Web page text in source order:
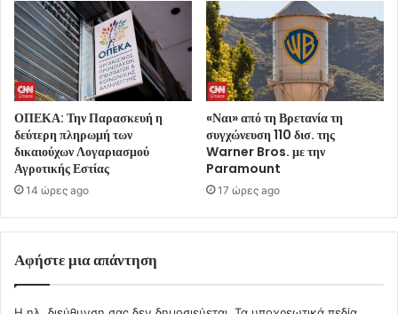
ΟΠΕΚΑ: Την Παρασκευή η
δεύτερη πληρωμή των
δικαιούχων Λογαριασμού
Αγροτικής Εστίας
14 ώρες ago
«Ναι» από τη Βρετανία τη
συγχώνευση 110 δισ. της
Warner Bros. με την
Paramount
17 ώρες ago
Αφήστε μια απάντηση